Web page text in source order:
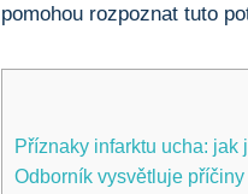
pomohou rozpoznat tuto
Příznaky‌ infarktu ucha:
Odborník⁤ vysvětluje